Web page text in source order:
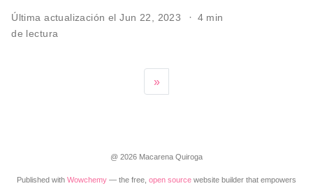
Última actualización el Jun 22, 2023
4 min
de lectura
»
@ 2026 Macarena Quiroga
Published with Wowchemy — the free, open source website builder that empowers